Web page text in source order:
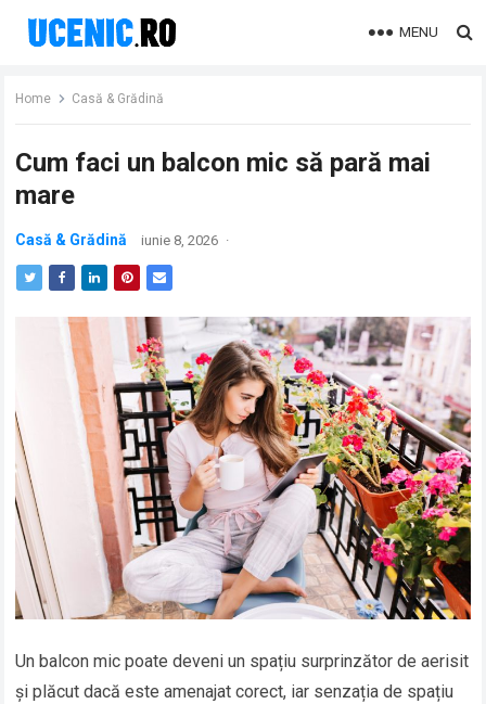
MENU
Home Casă & Grădină
Cum faci un balcon mic să pară mai
mare
Casă & Grădină iunie 8, 2026 ·
Un balcon mic poate deveni un spațiu surprinzător de aerisit
și plăcut dacă este amenajat corect, iar senzația de spațiu